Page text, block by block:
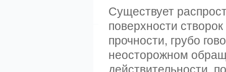
Существует
поверхности
прочности, грубо
неосторожном
действительности,